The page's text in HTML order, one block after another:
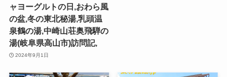
ャヨーグルトの日,おわら風
の盆,冬の東北秘湯,乳頭温
泉鶴の湯,中崎山荘奥飛騨の
湯(岐阜県高山市)訪問記,
2024年9月1日